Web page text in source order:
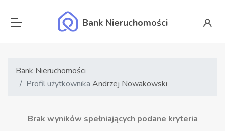
Bank Nieruchomości
Bank Nieruchomości
Profil użytkownika Andrzej Nowakowski
Brak wyników spełniających podane kryteria